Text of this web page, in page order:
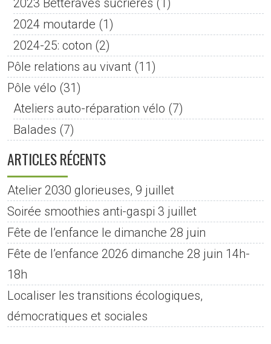
2024 moutarde (1)
2024-25: coton (2)
Pôle relations au vivant (11)
Pôle vélo (31)
Ateliers auto-réparation vélo (7)
Balades (7)
ARTICLES RÉCENTS
Atelier 2030 glorieuses, 9 juillet
Soirée smoothies anti-gaspi 3 juillet
Fête de l’enfance le dimanche 28 juin
Fête de l’enfance 2026 dimanche 28 juin 14h-
18h
Localiser les transitions écologiques,
démocratiques et sociales